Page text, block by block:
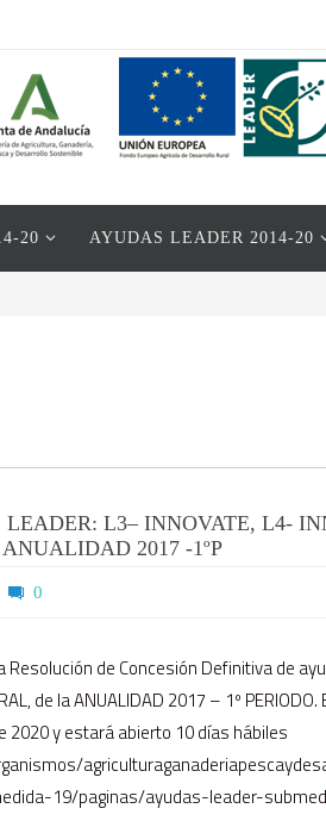
20 AYUDAS LEADER 2014-20
L3– INNOVATE, L4-
2017 -1ºP
0
de Concesión Definitiva de
de la ANUALIDAD 2017 – 1º
y estará abierto 10 días hábiles
19/paginas/ayudas-leader-